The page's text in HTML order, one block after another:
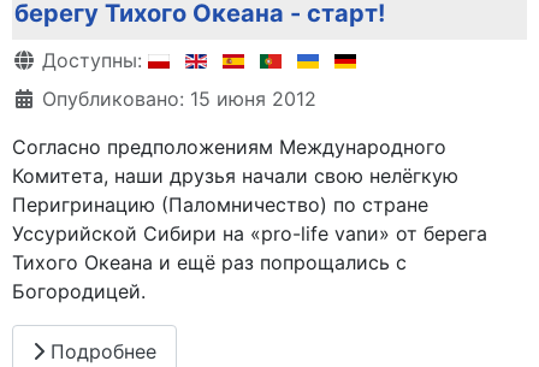
берегу Тихого Океана - старт!
Информация о материале
Доступны:
Опубликовано: 15 июня 2012
Согласно предположениям Международного
Комитета, наши друзья начали свою нелёгкую
Перигринацию (Паломничество) по стране
Уссурийской Сибири на «pro-life vanи» от берега
Тихого Океана и ещё раз попрощались с
Богородицей.
Подробнее